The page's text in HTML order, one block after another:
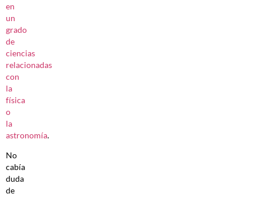
en
un
grado
de
ciencias
relacionadas
con
la
física
o
la
astronomía.
No
cabía
duda
de